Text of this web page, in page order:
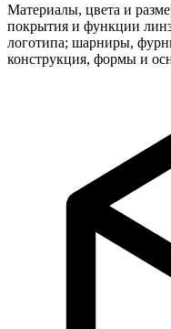
Материалы, цвета и
покрытия и функции
логотипа; шарниры,
конструкция, формы и